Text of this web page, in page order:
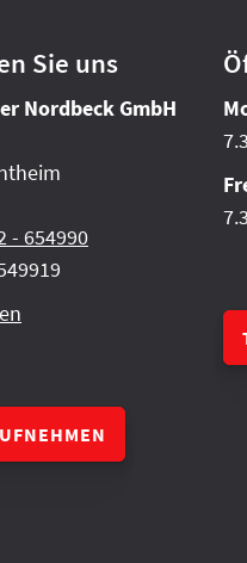
Sie uns
Nordbeck GmbH
- 654990